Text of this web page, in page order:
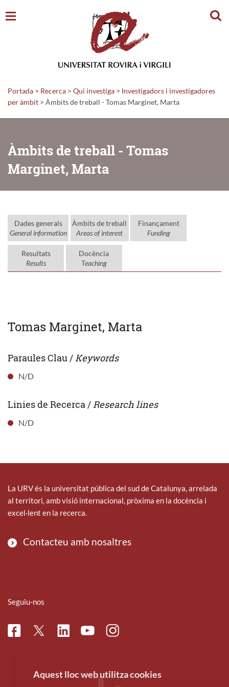
Portada > Recerca > Qui investiga > Investigadors i investigadores
per àmbit > Àmbits de treball - Tomas Marginet, Marta
Àmbits de treball - Tomas
Marginet, Marta
Dades generals
General information
Àmbits de treball
Areas of interest
Finançament
Funding
Resultats
Results
Docència
Teaching
Tomas Marginet, Marta
Paraules Clau / Keywords
N/D
Linies de Recerca / Research lines
N/D
La URV és la universitat pública del sud de Catalunya, arrelada
al territori, amb visió internacional, pròxima en la docència i
excel·lent en la recerca.
Contacteu amb nosaltres
Seguiu-nos
FacebookTwitterLinkedinYoutubeInstagram
Aquest lloc web utilitza cookies